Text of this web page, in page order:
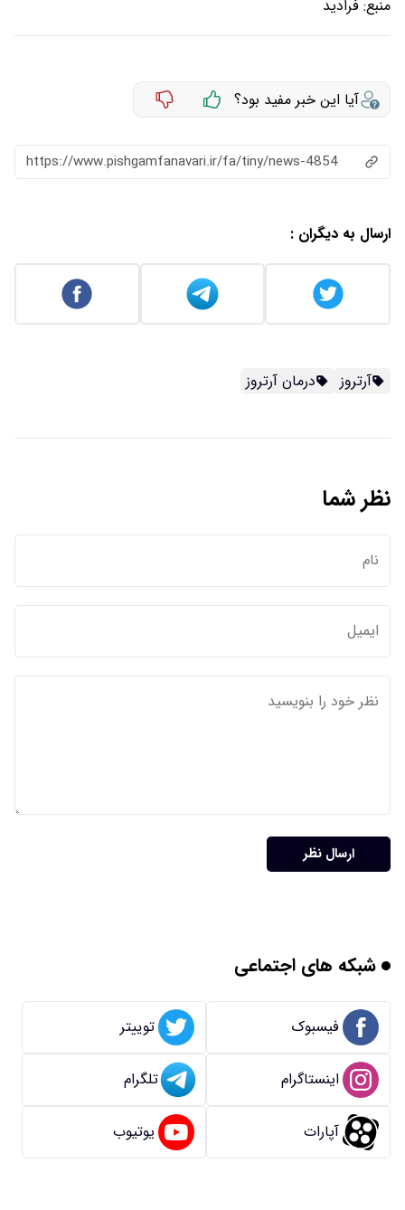
منبع: فرادید
آیا این خبر مفید بود؟
https://www.pishgamfanavari.ir/fa/tiny/news-4854
ارسال به دیگران :
آرتروز درمان آرتروز
نظر شما
ارسال نظر
شبکه های اجتماعی
فیسبوک توییتر
اینستاگرام تلگرام
آپارات یوتیوب